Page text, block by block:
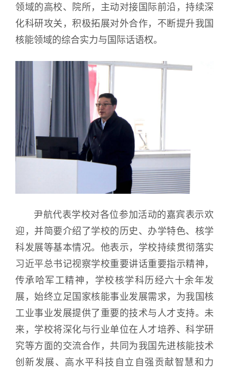
领域的高校、院所，主动对接国际前沿，持续深
化科研攻关，积极拓展对外合作，不断提升我国
核能领域的综合实力与国际话语权。
尹航代表学校对各位参加活动的嘉宾表示欢
迎，并简要介绍了学校的历史、办学特色、核学
科发展等基本情况。他表示，学校持续贯彻落实
习近平总书记视察学校重要讲话重要指示精神，
传承哈军工精神，学校核学科历经六十余年发
展，始终立足国家核能事业发展需求，为我国核
工业事业发展提供了重要的技术与人才支持。未
来，学校将深化与行业单位在人才培养、科学研
究等方面的交流合作，共同为我国先进核能技术
创新发展、高水平科技自立自强贡献智慧和力